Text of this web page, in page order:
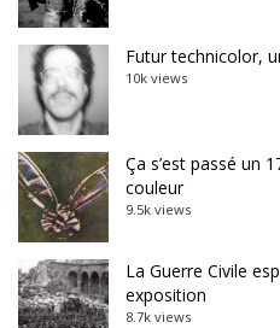
Futur technicolor,
10k views
Ça s’est passé un
couleur
9.5k views
La Guerre Civile
exposition
8.7k views